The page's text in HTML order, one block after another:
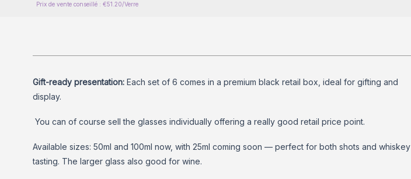
Prix de vente conseillé : €51.20/Verre
Gift-ready presentation: Each set of 6 comes in a premium black retail box, ideal for gifting and
display.
You can of course sell the glasses individually offering a really good retail price point.
Available sizes: 50ml and 100ml now, with 25ml coming soon — perfect for both shots and whiskey
tasting. The larger glass also good for wine.